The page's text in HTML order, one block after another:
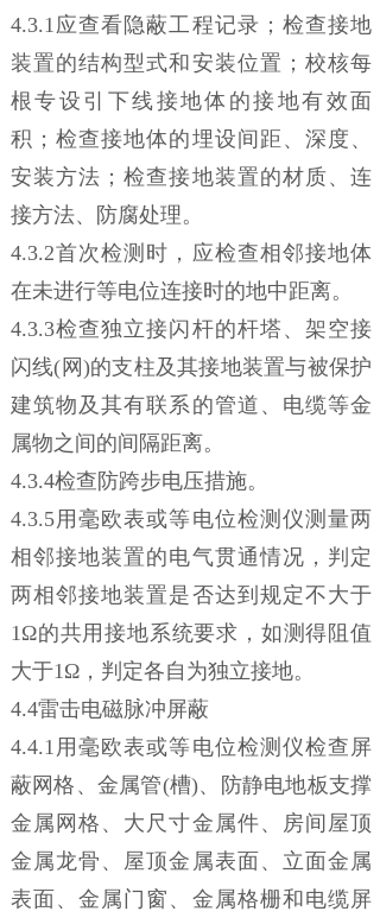
4.3.1应查看隐蔽工程记录；检查接地
装置的结构型式和安装位置；校核每
根专设引下线接地体的接地有效面
积；检查接地体的埋设间距、深度、
安装方法；检查接地装置的材质、连
接方法、防腐处理。
4.3.2首次检测时，应检查相邻接地体
在未进行等电位连接时的地中距离。
4.3.3检查独立接闪杆的杆塔、架空接
闪线(网)的支柱及其接地装置与被保护
建筑物及其有联系的管道、电缆等金
属物之间的间隔距离。
4.3.4检查防跨步电压措施。
4.3.5用毫欧表或等电位检测仪测量两
相邻接地装置的电气贯通情况，判定
两相邻接地装置是否达到规定不大于
1Ω的共用接地系统要求，如测得阻值
大于1Ω，判定各自为独立接地。
4.4雷击电磁脉冲屏蔽
4.4.1用毫欧表或等电位检测仪检查屏
蔽网格、金属管(槽)、防静电地板支撑
金属网格、大尺寸金属件、房间屋顶
金属龙骨、屋顶金属表面、立面金属
表面、金属门窗、金属格栅和电缆屏